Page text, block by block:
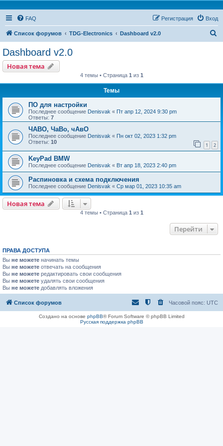
FAQ Вход
Регистрация
Список форумов TDG-Electronics Dashboard v2.0
Dashboard v2.0
Новая тема
4 темы • Страница 1 из 1
Темы
ПО для настройки
Последнее сообщение Denisvak « Пт апр 12, 2024 9:30 pm
Ответы: 7
ЧАВО, ЧаВо, чАвО
Последнее сообщение Denisvak « Пн окт 02, 2023 1:32 pm
Ответы: 10 1 2
KeyPad BMW
Последнее сообщение Denisvak « Вт апр 18, 2023 2:40 pm
Распиновка и схема подключения
Последнее сообщение Denisvak « Ср мар 01, 2023 10:35 am
Новая тема
4 темы • Страница 1 из 1
Перейти
ПРАВА ДОСТУПА
Вы не можете начинать темы
Вы не можете отвечать на сообщения
Вы не можете редактировать свои сообщения
Вы не можете удалять свои сообщения
Вы не можете добавлять вложения
Список форумов Часовой пояс: UTC
Создано на основе phpBB® Forum Software © phpBB Limited
Русская поддержка phpBB